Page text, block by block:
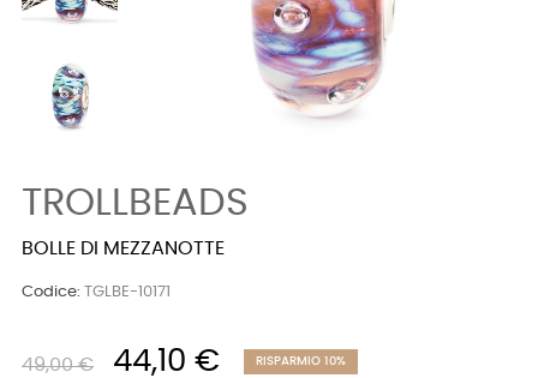
TROLLBEADS
BOLLE DI MEZZANOTTE
Codice: TGLBE-10171
49,00 € 44,10 € RISPARMIO 10%